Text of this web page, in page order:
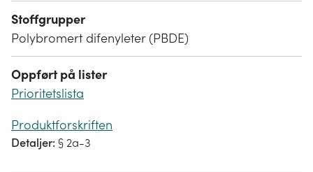
Stoffgrupper
Polybromert difenyleter (PBDE)
Oppført på lister
Prioritetslista
Produktforskriften
Detaljer: § 2a-3